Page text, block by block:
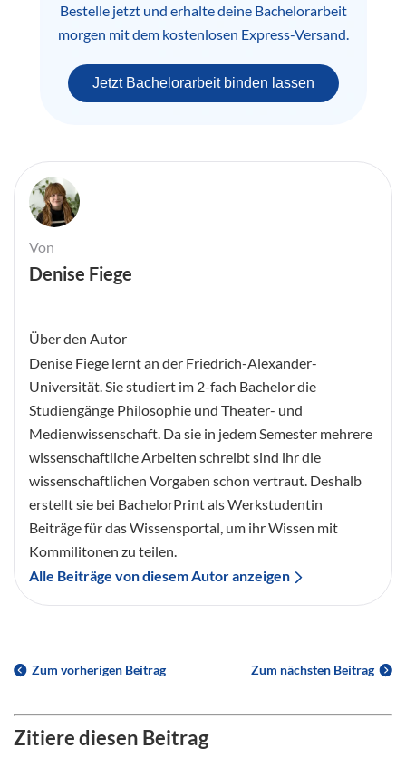
Bestelle jetzt und erhalte deine Bachelorarbeit
morgen mit dem kostenlosen Express-Versand.
Jetzt Bachelorarbeit binden lassen
Von
Denise Fiege
Über den Autor
Denise Fiege lernt an der Friedrich-Alexander-
Universität. Sie studiert im 2-fach Bachelor die
Studiengänge Philosophie und Theater- und
Medienwissenschaft. Da sie in jedem Semester mehrere
wissenschaftliche Arbeiten schreibt sind ihr die
wissenschaftlichen Vorgaben schon vertraut. Deshalb
erstellt sie bei BachelorPrint als Werkstudentin
Beiträge für das Wissensportal, um ihr Wissen mit
Kommilitonen zu teilen.
Alle Beiträge von diesem Autor anzeigen
Zum vorherigen Beitrag Zum nächsten Beitrag
Zitiere diesen Beitrag